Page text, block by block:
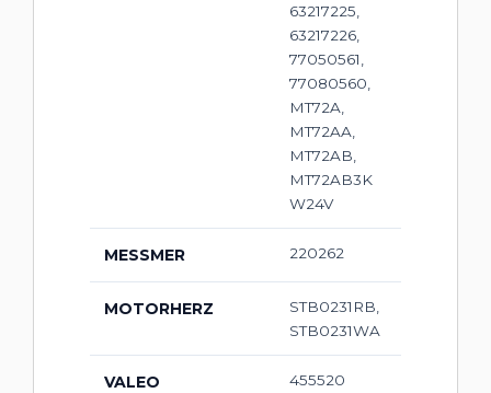
63217225,
63217226,
77050561,
77080560,
MT72A,
MT72AA,
MT72AB,
MT72AB3K
W24V
MESSMER 220262
MOTORHERZ
STB0231RB,
STB0231WA
VALEO 455520